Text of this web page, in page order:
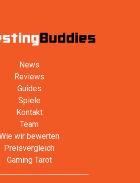
News
Reviews
Guides
Spiele
Kontakt
Team
wir bewerten
Preisvergleich
Gaming Tarot